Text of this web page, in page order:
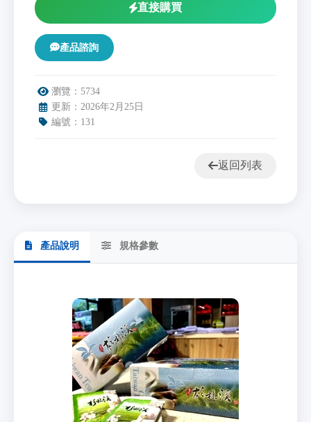
直接購買
產品諮詢
瀏覽： 5734
更新：2026年2月25日
編號：131
返回列表
產品說明 規格參數